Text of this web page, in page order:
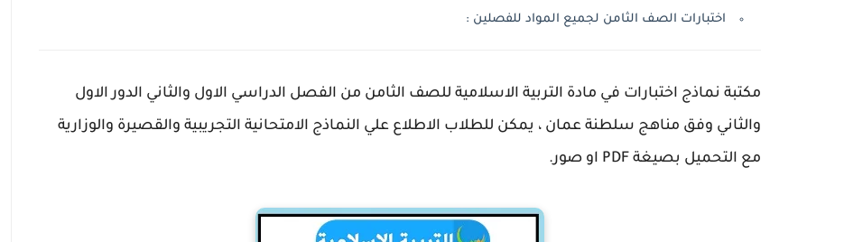
اختبارات الصف الثامن لجميع المواد للفصلين :
مكتبة نماذج اختبارات في مادة التربية الاسلامية للصف الثامن من الفصل الدراسي الاول والثاني الدور الاول
والثاني وفق مناهج سلطنة عمان ، يمكن للطلاب الاطلاع علي النماذج الامتحانية التجريبية والقصيرة والوزارية
مع التحميل بصيغة PDF او صور.